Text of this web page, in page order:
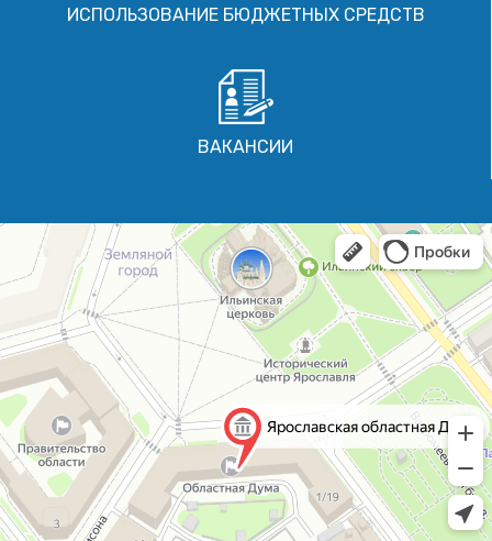
ИСПОЛЬЗОВАНИЕ БЮДЖЕТНЫХ СРЕДСТВ
ВАКАНСИИ